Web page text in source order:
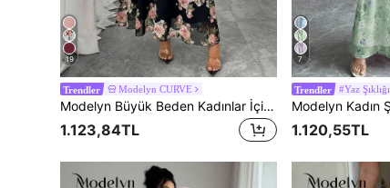
19
Trendler Modelyn CURVE
Modelyn Büyük Beden Kadınlar İçin Zarif Yuvarlak Yaka Fırfırlı Geniş Kollu Vücuda Oturan Akıcı Şifon Elbise, İlkbahar/Yaz
1.123,84TL
7
Trendler #Yaz Şıklığı
1.120,55TL